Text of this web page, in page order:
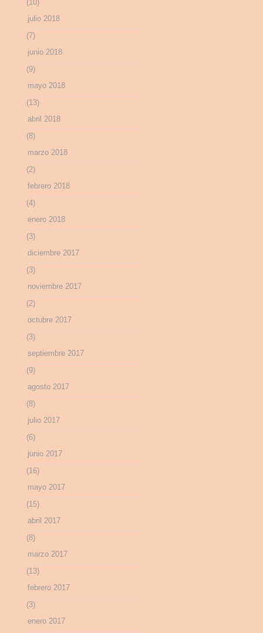
(10)
julio 2018
(7)
junio 2018
(9)
mayo 2018
(13)
abril 2018
(8)
marzo 2018
(2)
febrero 2018
(4)
enero 2018
(3)
diciembre 2017
(3)
noviembre 2017
(2)
octubre 2017
(3)
septiembre 2017
(9)
agosto 2017
(8)
julio 2017
(6)
junio 2017
(16)
mayo 2017
(15)
abril 2017
(8)
marzo 2017
(13)
febrero 2017
(3)
enero 2017